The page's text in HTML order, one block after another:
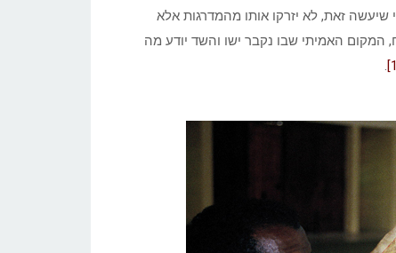
זאת, לא יזרקו אותו מהמדרגות אלא
האמיתי שבו נקבר ישו והשד יודע מה
.